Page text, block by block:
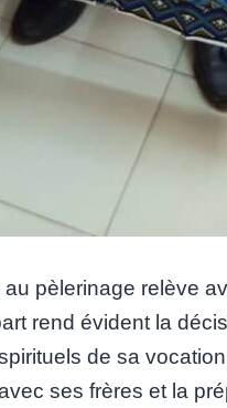
pèlerinage relève
rend évident la
de sa
ses frères et la